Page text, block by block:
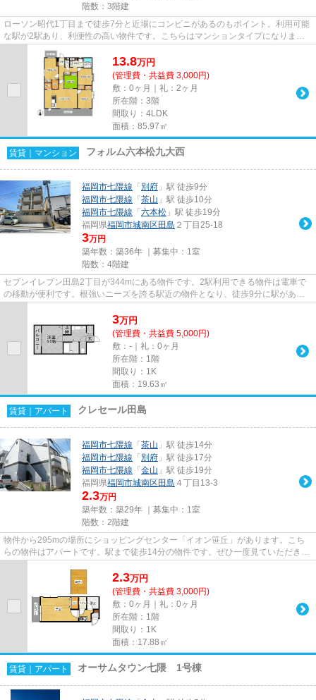
階数：3階建
ローソン昭代1丁目まで徒歩7分と近場にコンビニがあるのもポイント。利用可能
な駅が2駅あり、利便性の高い物件です。こちらはマンションタイプになりま
す。「シャルム荒江」の物件情報...
13.8万円
(管理費・共益費 3,000円)
敷：0ヶ月｜礼：2ヶ月
所在階：3階
間取り：4LDK
面積：85.97㎡
賃貸｜マンション フォルム六本松九大西
福岡市七隈線 「 別府 」駅 徒歩9分
福岡市七隈線 「 茶山 」駅 徒歩10分
福岡市七隈線 「 六本松 」駅 徒歩19分
福岡県福岡市城南区 田島 ２丁目25-18
3万円
築年数：築36年 ｜募集中： 1室
階数：4階建
セブンイレブン田島2丁目が344mにある物件です。2駅利用できる物件は電車で
の移動が便利です。根強いニーズを誇る駅近の物件となり、徒歩9分に駅があり
3万円
(管理費・共益費 5,000円)
敷：-｜礼：0ヶ月
所在階：1階
間取り：1K
面積：19.63㎡
賃貸｜アパート クレセール田島
福岡市七隈線 「 茶山 」駅 徒歩14分
福岡市七隈線 「 別府 」駅 徒歩17分
福岡市七隈線 「 金山 」駅 徒歩19分
福岡県福岡市城南区 田島 ４丁目13-3
2.3万円
築年数：築29年 ｜募集中： 1室
階数：2階建
物件から295mの場所にショッピングセンター「イオン笹丘」があります。こち
らの物件はアパートです。駅まで徒歩14分の物件です。ぜひ一度見ていただきた
2.3万円
(管理費・共益費 3,000円)
敷：0ヶ月｜礼：0ヶ月
所在階：1階
間取り：1K
面積：17.88㎡
賃貸｜アパート オーサムタウン七隈 1号棟